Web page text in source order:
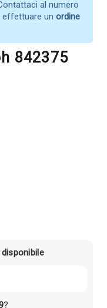
al numero
effettuare un ordine
842375
?